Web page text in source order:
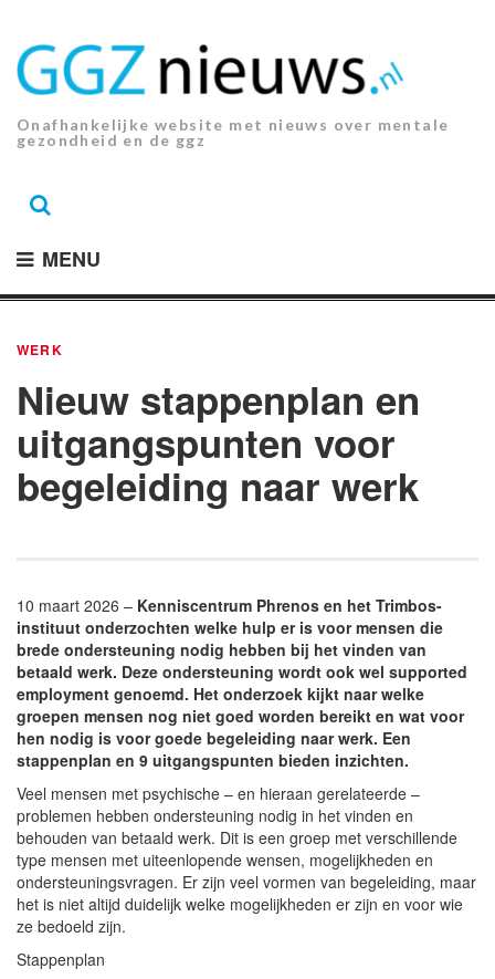
inhoud.
Onafhankelijke website met nieuws over mentale
gezondheid en de ggz
MENU
WERK
Nieuw stappenplan en
uitgangspunten voor
begeleiding naar werk
10 maart 2026 – Kenniscentrum Phrenos en het Trimbos-
instituut onderzochten welke hulp er is voor mensen die
brede ondersteuning nodig hebben bij het vinden van
betaald werk. Deze ondersteuning wordt ook wel supported
employment genoemd. Het onderzoek kijkt naar welke
groepen mensen nog niet goed worden bereikt en wat voor
hen nodig is voor goede begeleiding naar werk. Een
stappenplan en 9 uitgangspunten bieden inzichten.
Veel mensen met psychische – en hieraan gerelateerde –
problemen hebben ondersteuning nodig in het vinden en
behouden van betaald werk. Dit is een groep met verschillende
type mensen met uiteenlopende wensen, mogelijkheden en
ondersteuningsvragen. Er zijn veel vormen van begeleiding, maar
het is niet altijd duidelijk welke mogelijkheden er zijn en voor wie
ze bedoeld zijn.
Stappenplan